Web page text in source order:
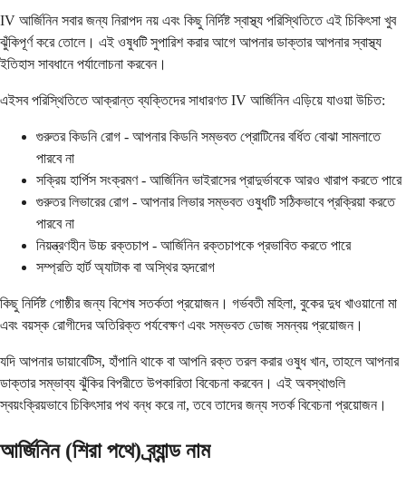
IV আর্জিনিন সবার জন্য নিরাপদ নয় এবং কিছু নির্দিষ্ট স্বাস্থ্য পরিস্থিতিতে এই চিকিৎসা খুব
ঝুঁকিপূর্ণ করে তোলে। এই ওষুধটি সুপারিশ করার আগে আপনার ডাক্তার আপনার স্বাস্থ্য
ইতিহাস সাবধানে পর্যালোচনা করবেন।
এইসব পরিস্থিতিতে আক্রান্ত ব্যক্তিদের সাধারণত IV আর্জিনিন এড়িয়ে যাওয়া উচিত:
গুরুতর কিডনি রোগ - আপনার কিডনি সম্ভবত প্রোটিনের বর্ধিত বোঝা সামলাতে
পারবে না
সক্রিয় হার্পিস সংক্রমণ - আর্জিনিন ভাইরাসের প্রাদুর্ভাবকে আরও খারাপ করতে পারে
গুরুতর লিভারের রোগ - আপনার লিভার সম্ভবত ওষুধটি সঠিকভাবে প্রক্রিয়া করতে
পারবে না
নিয়ন্ত্রণহীন উচ্চ রক্তচাপ - আর্জিনিন রক্তচাপকে প্রভাবিত করতে পারে
সম্প্রতি হার্ট অ্যাটাক বা অস্থির হৃদরোগ
কিছু নির্দিষ্ট গোষ্ঠীর জন্য বিশেষ সতর্কতা প্রয়োজন। গর্ভবতী মহিলা, বুকের দুধ খাওয়ানো মা
এবং বয়স্ক রোগীদের অতিরিক্ত পর্যবেক্ষণ এবং সম্ভবত ডোজ সমন্বয় প্রয়োজন।
যদি আপনার ডায়াবেটিস, হাঁপানি থাকে বা আপনি রক্ত ​​তরল করার ওষুধ খান, তাহলে আপনার
ডাক্তার সম্ভাব্য ঝুঁকির বিপরীতে উপকারিতা বিবেচনা করবেন। এই অবস্থাগুলি
স্বয়ংক্রিয়ভাবে চিকিৎসার পথ বন্ধ করে না, তবে তাদের জন্য সতর্ক বিবেচনা প্রয়োজন।
আর্জিনিন (শিরা পথে) ব্র্যান্ড নাম